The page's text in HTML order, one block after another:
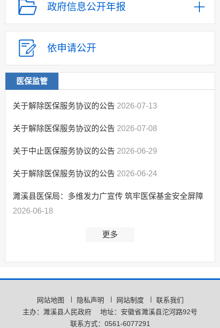
政府信息公开年报
依申请公开
医保监管
关于解除医保服务协议的公告 2026-07-13
关于解除医保服务协议的公告 2026-07-08
关于中止医保服务协议的公告 2026-06-29
关于解除医保服务协议的公告 2026-06-24
濉溪县医保局：多维发力广宣传 筑牢医保基金安全屏障
2026-06-18
更多
网站地图 隐私声明 网站制度
联系我们
主办：濉溪县人民政府
地址：安徽省濉溪县沱河路92号
联系方式：0561-6077291